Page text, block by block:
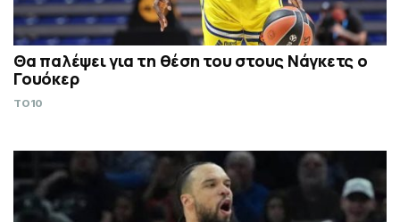
Θα παλέψει για τη θέση του στους Νάγκετς ο
Γουόκερ
TO10